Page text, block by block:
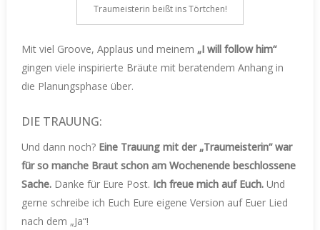
Traumeisterin beißt ins Törtchen!
Mit viel Groove, Applaus und meinem „I will follow him“
gingen viele inspirierte Bräute mit beratendem Anhang in
die Planungsphase über.
DIE TRAUUNG:
Und dann noch? Eine Trauung mit der „Traumeisterin“ war
für so manche Braut schon am Wochenende beschlossene
Sache. Danke für Eure Post. Ich freue mich auf Euch. Und
gerne schreibe ich Euch Eure eigene Version auf Euer Lied
nach dem „Ja“!